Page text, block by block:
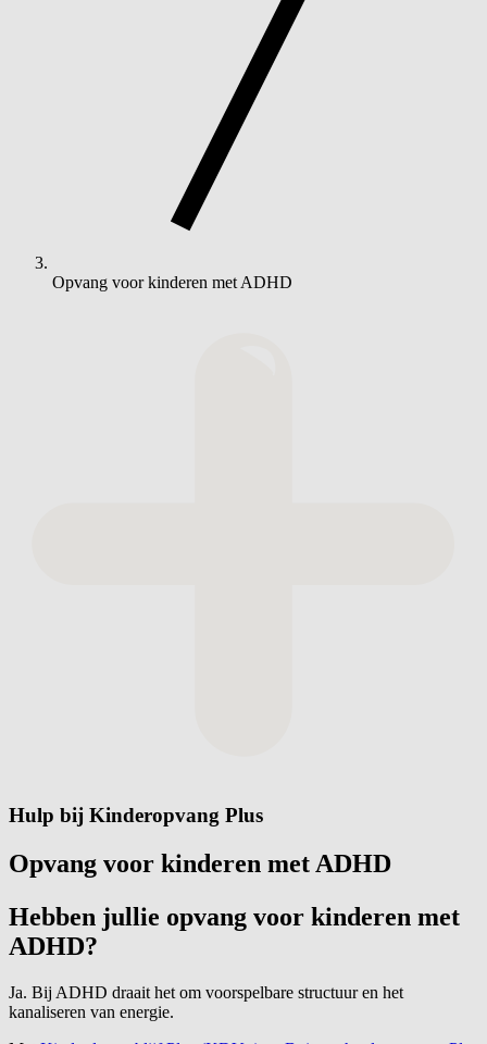
Opvang voor kinderen met ADHD
Hulp bij Kinderopvang Plus
Opvang voor kinderen met ADHD
Hebben jullie opvang voor kinderen met
ADHD?
Ja. Bij ADHD draait het om voorspelbare structuur en het
kanaliseren van energie.